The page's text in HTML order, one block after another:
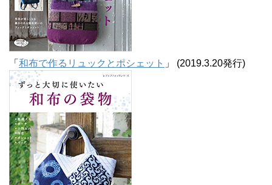
「 和布で作るリュックとポシェット 」 (2019.3.20発行)